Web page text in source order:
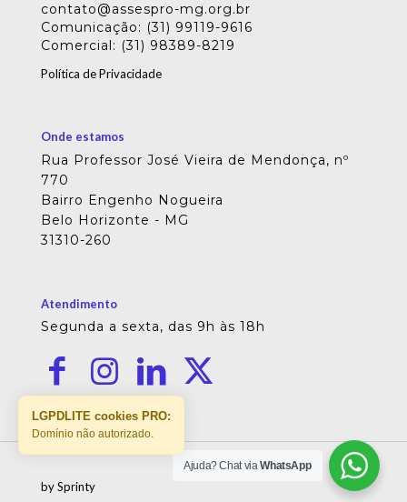
contato@assespro-mg.org.br
Comunicação: (31) 99119-9616
Comercial: (31) 98389-8219
Política de Privacidade
Onde estamos
Rua Professor José Vieira de Mendonça, nº
770
Bairro Engenho Nogueira
Belo Horizonte - MG
31310-260
Atendimento
Segunda a sexta, das 9h às 18h
by Sprinty
Ajuda? Chat viaWhatsApp
LGPDLITE cookies PRO:
Domínio não autorizado.